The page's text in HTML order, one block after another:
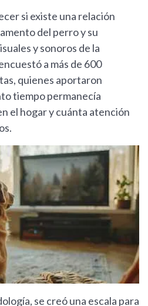
si existe una relación
del perro y su
y sonoros de la
a más de 600
quienes aportaron
tiempo permanecía
el hogar y cuánta atención
se creó una escala para